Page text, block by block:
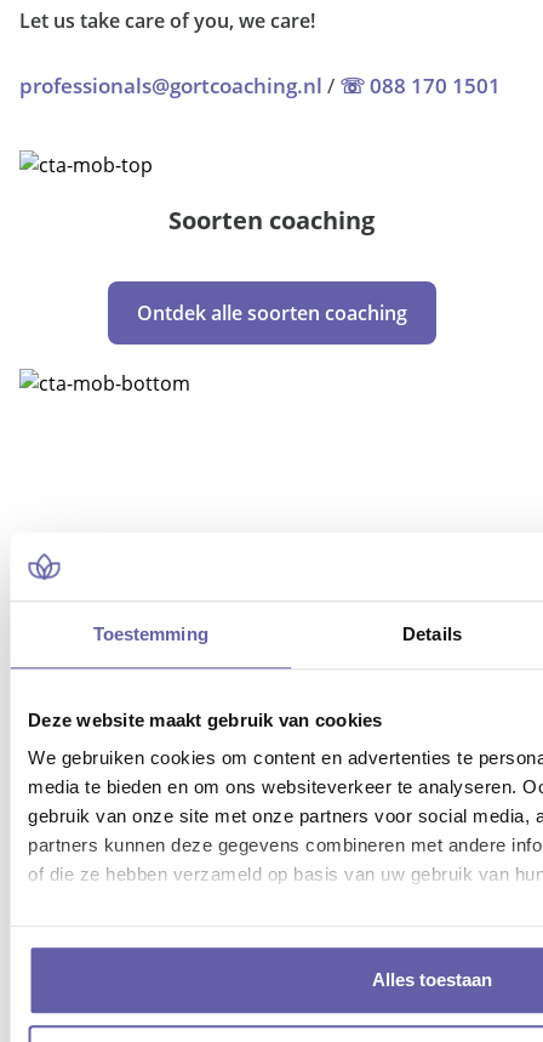
Toestemming Details
Deze website maakt gebruik van cookies
We gebruiken cookies om content en advertenties te
media te bieden en om ons websiteverkeer te analyseren.
gebruik van onze site met onze partners voor social media,
partners kunnen deze gegevens combineren met andere
of die ze hebben verzameld op basis van uw gebruik van
Alles toestaan
Let us take care of you, we care!
professionals@gortcoaching.nl / ☏ 088 170 1501
Soorten coaching
Ontdek alle soorten coaching
MEEST GEZOCHTE SOORTEN
COACHING
Loopbaancoach
Burn-out coach
Lifestyle coach